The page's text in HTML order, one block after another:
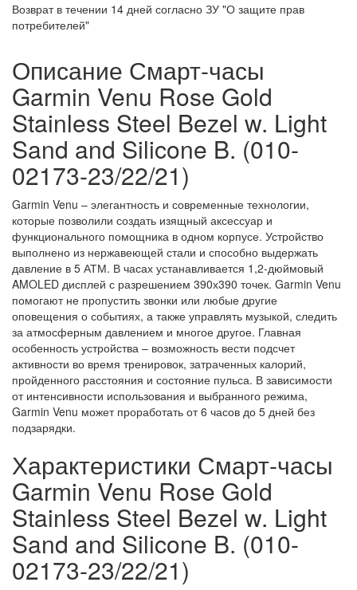
Возврат в течении 14 дней согласно ЗУ "О защите прав
потребителей"
Описание Смарт-часы
Garmin Venu Rose Gold
Stainless Steel Bezel w. Light
Sand and Silicone B. (010-
02173-23/22/21)
Garmin Venu – элегантность и современные технологии,
которые позволили создать изящный аксессуар и
функционального помощника в одном корпусе. Устройство
выполнено из нержавеющей стали и способно выдержать
давление в 5 АТМ. В часах устанавливается 1,2-дюймовый
AMOLED дисплей с разрешением 390х390 точек. Garmin Venu
помогают не пропустить звонки или любые другие
оповещения о событиях, а также управлять музыкой, следить
за атмосферным давлением и многое другое. Главная
особенность устройства – возможность вести подсчет
активности во время тренировок, затраченных калорий,
пройденного расстояния и состояние пульса. В зависимости
от интенсивности использования и выбранного режима,
Garmin Venu может проработать от 6 часов до 5 дней без
подзарядки.
Характеристики Смарт-часы
Garmin Venu Rose Gold
Stainless Steel Bezel w. Light
Sand and Silicone B. (010-
02173-23/22/21)